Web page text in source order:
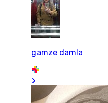
gamze damla